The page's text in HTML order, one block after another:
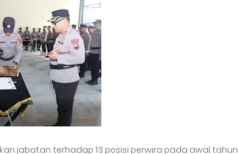
jabatan terhadap 13 posisi perwira pada awal tahun